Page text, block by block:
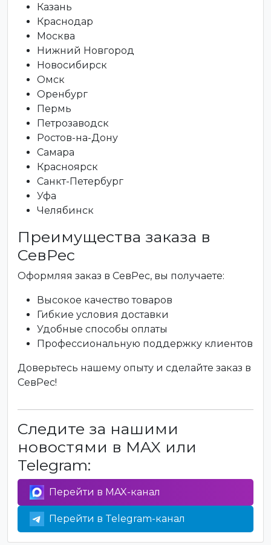
Казань
Краснодар
Москва
Нижний Новгород
Новосибирск
Омск
Оренбург
Пермь
Петрозаводск
Ростов-на-Дону
Самара
Красноярск
Санкт-Петербург
Уфа
Челябинск
Преимущества заказа в
СевРес
Оформляя заказ в СевРес, вы получаете:
Высокое качество товаров
Гибкие условия доставки
Удобные способы оплаты
Профессиональную поддержку клиентов
Доверьтесь нашему опыту и сделайте заказ в
СевРес!
Следите за нашими
новостями в MAX или
Telegram:
Перейти в MAX-канал
Перейти в Telegram-канал